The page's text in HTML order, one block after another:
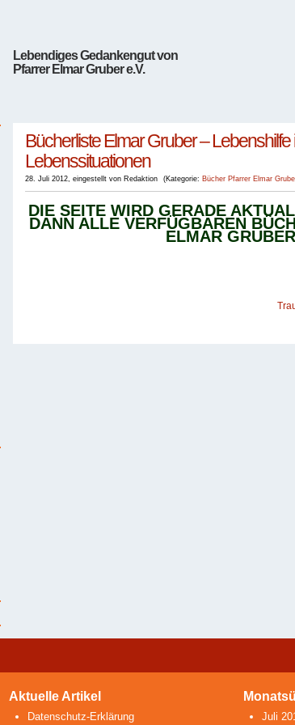
Lebendiges Gedankengut von
Pfarrer Elmar Gruber e.V.
Bücherliste Elmar Gruber – Lebenshilfe
Lebenssituationen
28. Juli 2012, eingestellt von Redaktion (Kategorie: Bücher Pfarrer Elmar
DIE SEITE WIRD GERADE
DANN ALLE VERFÜGBAREN
ELMAR
Aktuelle Artikel
Datenschutz-Erklärung
Juli